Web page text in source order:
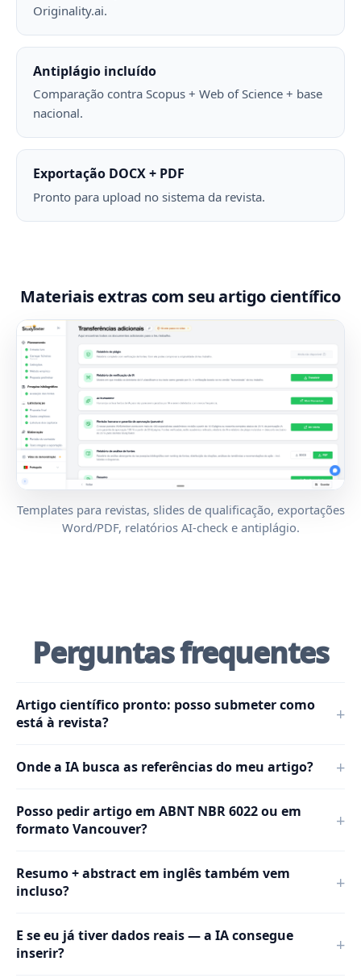
Originality.ai.
Antiplágio incluído
Comparação contra Scopus + Web of Science + base
nacional.
Exportação DOCX + PDF
Pronto para upload no sistema da revista.
Materiais extras com seu artigo científico
Templates para revistas, slides de qualificação, exportações
Word/PDF, relatórios AI-check e antiplágio.
Perguntas frequentes
Artigo científico pronto: posso submeter como
está à revista?
Onde a IA busca as referências do meu artigo?
Posso pedir artigo em ABNT NBR 6022 ou em
formato Vancouver?
Resumo + abstract em inglês também vem
incluso?
E se eu já tiver dados reais — a IA consegue
inserir?